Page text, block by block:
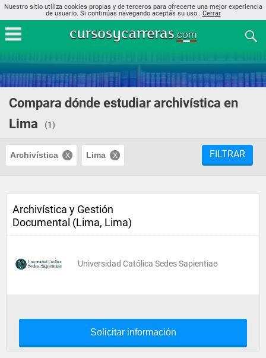
Nuestro sitio utiliza cookies propias y de terceros para ofrecerte una mejor experiencia
de usuario. Si continúas navegando aceptás su uso.. Cerrar
Compara dónde estudiar archivística en
Lima
(1)
Archivística Lima FILTRAR
Archivística y Gestión
Documental (Lima, Lima)
Universidad Católica Sedes Sapientiae
Solicitar información